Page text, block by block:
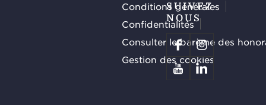
Conditions générales
Confidentialités
Consulter le barème des
Gestion des cookies
SUIVEZ-
NOUS